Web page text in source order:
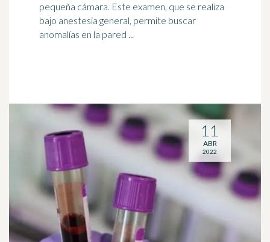
pequeña cámara. Este examen, que se realiza
bajo anestesia general, permite buscar
anomalías en la pared ...
11
ABR
2022